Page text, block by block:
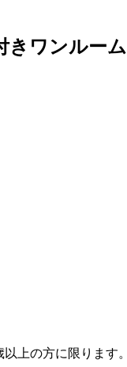
ワンルー
上の方に限ります。